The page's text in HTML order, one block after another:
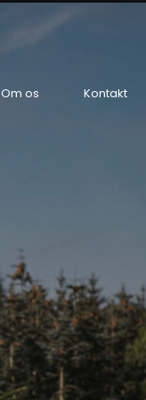
Om os Kontakt